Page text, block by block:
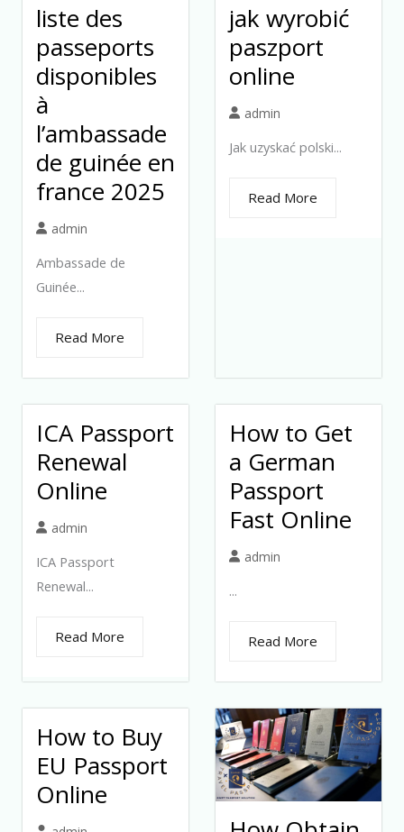
liste des
passeports
disponibles
à
l’ambassade
de guinée en
france 2025
admin
Ambassade de
Guinée...
Read More
jak wyrobić
paszport
online
admin
Jak uzyskać polski...
Read More
ICA Passport
Renewal
Online
admin
ICA Passport
Renewal...
Read More
How to Get
a German
Passport
Fast Online
admin
...
Read More
How to Buy
EU Passport
Online